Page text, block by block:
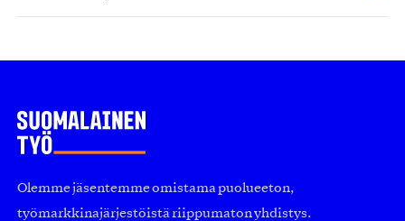
Olemme jäsentemme omistama puolueeton,
työmarkkinajärjestöistä riippumaton yhdistys.